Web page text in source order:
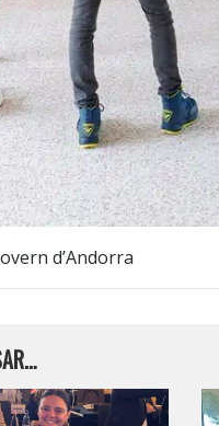
d’Andorra